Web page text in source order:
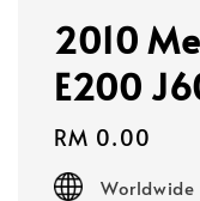
2010
E200
Regular
price
RM 0.00